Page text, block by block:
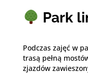
Park
Podczas zajęć w
trasą pełną
zjazdów